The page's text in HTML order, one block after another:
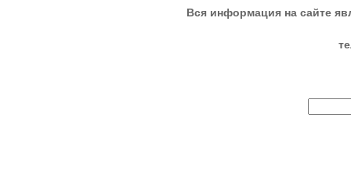
Вся информация на сайте